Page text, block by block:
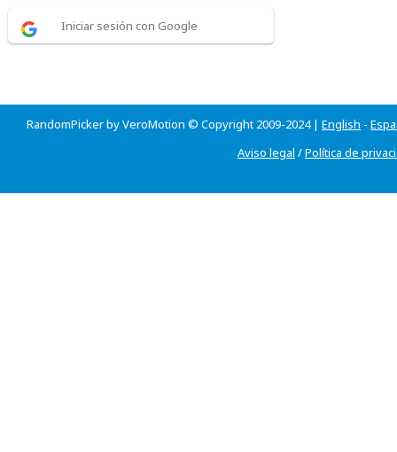
Iniciar sesión con Google
RandomPicker by VeroMotion © Copyright 2009-2024 | English -
Aviso legal /Política de